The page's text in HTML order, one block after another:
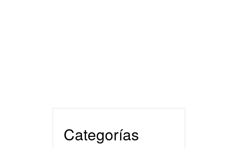
Categorías